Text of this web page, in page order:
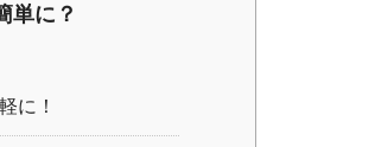
単に？
に！